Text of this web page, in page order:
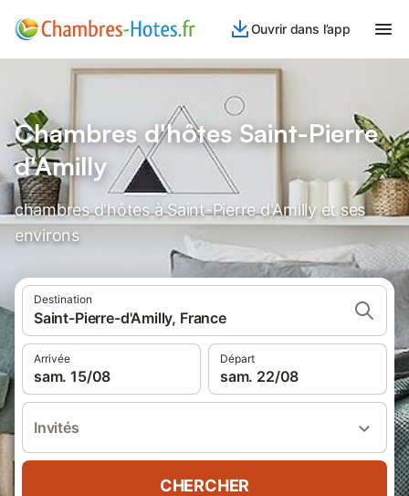
Ouvrir dans l’app
Chambres d'hôtes Saint-Pierre
d'Amilly
chambres d'hôtes à Saint-Pierre d'Amilly et ses
environs
Destination
Saint-Pierre-d'Amilly, France
Arrivée
sam. 15/08
Départ
sam. 22/08
Invités
CHERCHER